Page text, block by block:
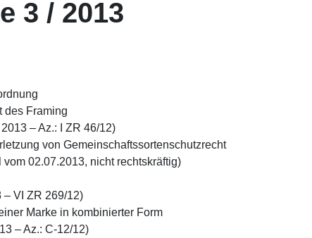
3 / 2013
des Framing
– Az.: I ZR 46/12)
von Gemeinschaftssortenschutzrecht
02.07.2013, nicht rechtskräftig)
– VI ZR 269/12)
Marke in kombinierter Form
– Az.: C-12/12)